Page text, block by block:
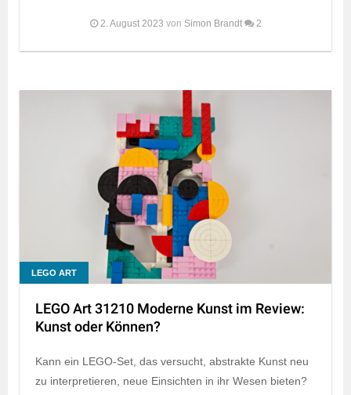
2. August 2023 von Simon Brandt 2
LEGO ART
LEGO Art 31210 Moderne Kunst im Review:
Kunst oder Können?
Kann ein LEGO-Set, das versucht, abstrakte Kunst neu
zu interpretieren, neue Einsichten in ihr Wesen bieten?